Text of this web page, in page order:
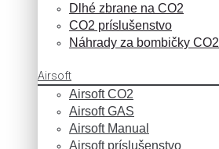
Dlhé zbrane na CO2
CO2 príslušenstvo
Náhrady za bombičky CO2
Airsoft
Airsoft CO2
Airsoft GAS
Airsoft Manual
Airsoft príslušenstvo